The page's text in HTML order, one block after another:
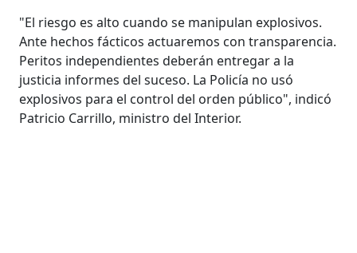
"El riesgo es alto cuando se manipulan explosivos.
Ante hechos fácticos actuaremos con transparencia.
Peritos independientes deberán entregar a la
justicia informes del suceso. La Policía no usó
explosivos para el control del orden público", indicó
Patricio Carrillo, ministro del Interior.